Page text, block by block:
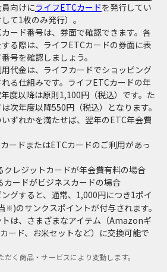
向けにライフETCカードを発行してい
て1枚のみ発行）。
ード番号は、券面で確認できます。各
る際は、ライフETCカードの券面に表
号を確認しましょう。
代金は、ライフカードでショッピング
る仕組みです。ライフETCカードの年
度以降は原則1,100円（税込）です。た
次年度以降550円（税込）となります。
ずれかを満たせば、翌年のETC年会費
ードまたはETCカードのご利用があっ
クレジットカードが年会費有料の場合
カードがビジネスカードの場合
グすると、通常、1,000円につき1ポイ
※)のサンクスポイントが付与されます。
は、さまざまなアイテム（Amazonギ
ード、お米セットなど）に交換可能で
く商品・サービスにより変動します。